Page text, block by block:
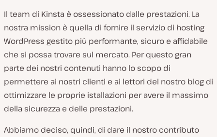
Il team di Kinsta è ossessionato dalle prestazioni. La
nostra mission è quella di fornire il servizio di hosting
WordPress gestito più performante, sicuro e affidabile
che si possa trovare sul mercato. Per questo gran
parte dei nostri contenuti hanno lo scopo di
permettere ai nostri clienti e ai lettori del nostro blog di
ottimizzare le proprie istallazioni per avere il massimo
della sicurezza e delle prestazioni.
Abbiamo deciso, quindi, di dare il nostro contributo